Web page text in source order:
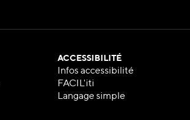
ACCESSIBILITÉ
Infos accessibilité
FACIL'iti
Langage simple